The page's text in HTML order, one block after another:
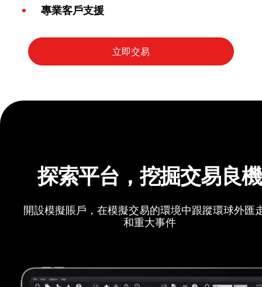
專業客戶支援
探索平台，挖掘交易良機
開設模擬賬戶，在模擬交易的環境中跟蹤環球外匯
和重大事件